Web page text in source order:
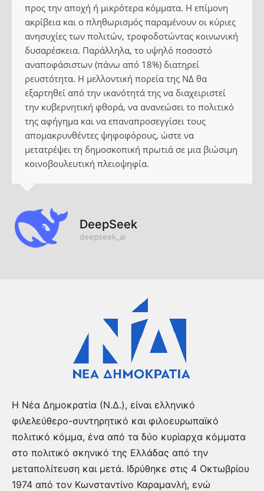
προς την αποχή ή μικρότερα κόμματα. Η επίμονη
ακρίβεια και ο πληθωρισμός παραμένουν οι κύριες
ανησυχίες των πολιτών, τροφοδοτώντας κοινωνική
δυσαρέσκεια. Παράλληλα, το υψηλό ποσοστό
αναποφάσιστων (πάνω από 18%) διατηρεί
ρευστότητα. Η μελλοντική πορεία της ΝΔ θα
εξαρτηθεί από την ικανότητά της να διαχειριστεί
την κυβερνητική φθορά, να ανανεώσει το πολιτικό
της αφήγημα και να επαναπροσεγγίσει τους
απομακρυνθέντες ψηφοφόρους, ώστε να
μετατρέψει τη δημοσκοπική πρωτιά σε μια βιώσιμη
κοινοβουλευτική πλειοψηφία.
DeepSeek
deepseek_ai
Η Νέα Δημοκρατία (Ν.Δ.), είναι ελληνικό
φιλελεύθερο-συντηρητικό και φιλοευρωπαϊκό
πολιτικό κόμμα, ένα από τα δύο κυρίαρχα κόμματα
στο πολιτικό σκηνικό της Ελλάδας από την
μεταπολίτευση και μετά. Ιδρύθηκε στις 4 Οκτωβρίου
1974 από τον Κωνσταντίνο Καραμανλή, ενώ